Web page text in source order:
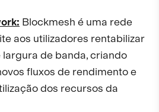
Blockmesh é uma rede
aos utilizadores rentabilizar
largura de banda, criando
fluxos de rendimento e
dos recursos da